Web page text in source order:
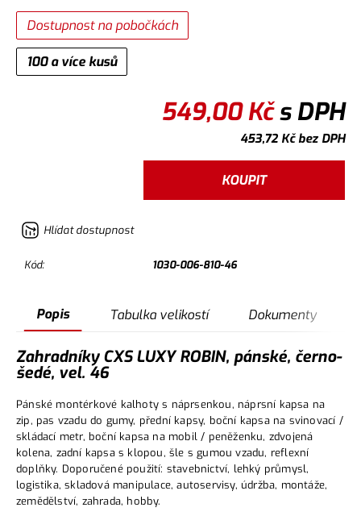
100 a více kusů
Dostupnost na pobočkách
549,00Kčs DPH
453,72 Kčbez DPH
KOUPIT
Hlídat dostupnost
Kód: 1030-006-810-46
Popis Tabulka velikostí Dokumenty
Zahradníky CXS LUXY ROBIN, pánské, černo-
šedé, vel. 46
Pánské montérkové kalhoty s náprsenkou, náprsní kapsa na
zip, pas vzadu do gumy, přední kapsy, boční kapsa na svinovací /
skládací metr, boční kapsa na mobil / peněženku, zdvojená
kolena, zadní kapsa s klopou, šle s gumou vzadu, reflexní
doplňky. Doporučené použití: stavebnictví, lehký průmysl,
logistika, skladová manipulace, autoservisy, údržba, montáže,
zemědělství, zahrada, hobby.